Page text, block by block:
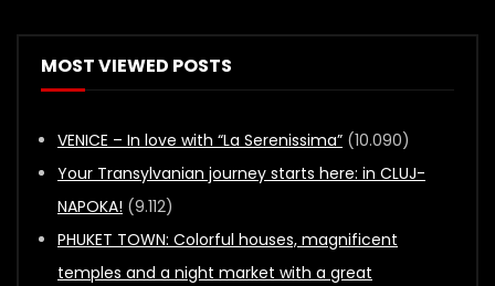
MOST VIEWED POSTS
VENICE – In love with “La Serenissima” (10.090)
Your Transylvanian journey starts here: in CLUJ-
NAPOKA! (9.112)
PHUKET TOWN: Colorful houses, magnificent
temples and a night market with a great